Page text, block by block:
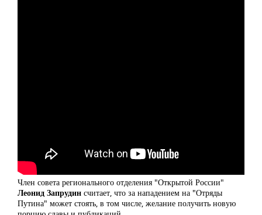
Член совета регионального отделения "Открытой России"
Леонид Запрудин считает, что за нападением на "Отряды
Путина" может стоять, в том числе, желание получить новую